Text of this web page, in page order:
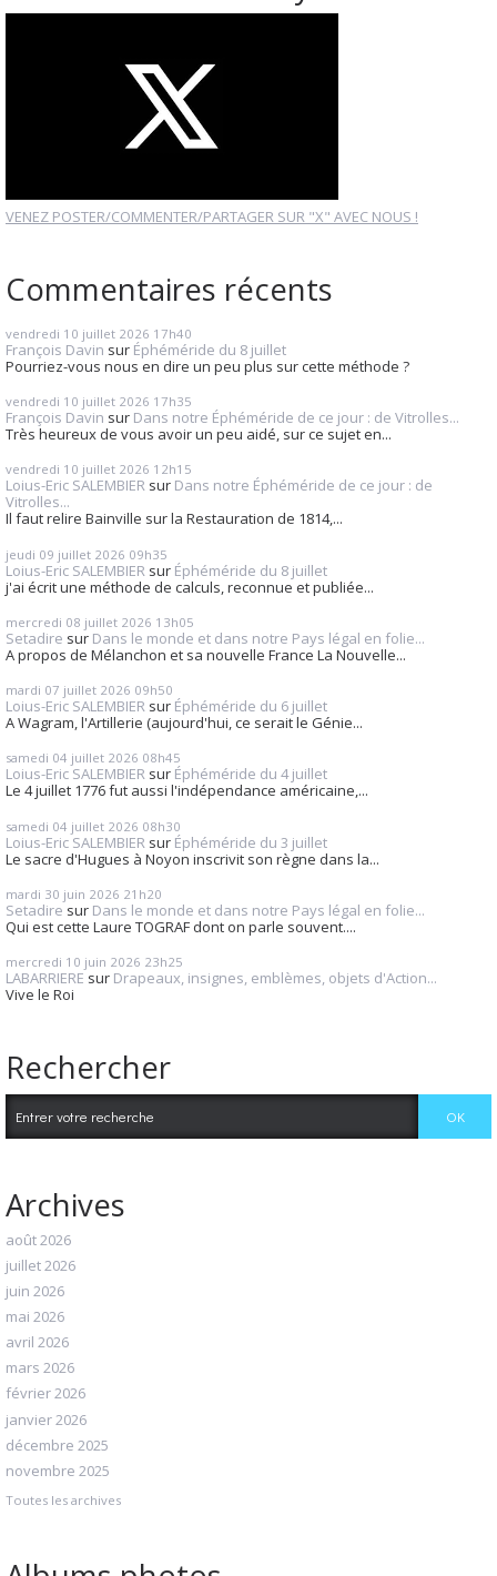
VENEZ POSTER/COMMENTER/PARTAGER SUR "X" AVEC NOUS !
Commentaires récents
vendredi 10 juillet 2026 17h40
François Davin sur Éphéméride du 8 juillet
Pourriez-vous nous en dire un peu plus sur cette méthode ?
vendredi 10 juillet 2026 17h35
François Davin sur Dans notre Éphéméride de ce jour : de Vitrolles...
Très heureux de vous avoir un peu aidé, sur ce sujet en...
vendredi 10 juillet 2026 12h15
Loius-Eric SALEMBIER sur Dans notre Éphéméride de ce jour : de
Vitrolles...
Il faut relire Bainville sur la Restauration de 1814,...
jeudi 09 juillet 2026 09h35
Loius-Eric SALEMBIER sur Éphéméride du 8 juillet
j'ai écrit une méthode de calculs, reconnue et publiée...
mercredi 08 juillet 2026 13h05
Setadire sur Dans le monde et dans notre Pays légal en folie...
A propos de Mélanchon et sa nouvelle France La Nouvelle...
mardi 07 juillet 2026 09h50
Loius-Eric SALEMBIER sur Éphéméride du 6 juillet
A Wagram, l'Artillerie (aujourd'hui, ce serait le Génie...
samedi 04 juillet 2026 08h45
Loius-Eric SALEMBIER sur Éphéméride du 4 juillet
Le 4 juillet 1776 fut aussi l'indépendance américaine,...
samedi 04 juillet 2026 08h30
Loius-Eric SALEMBIER sur Éphéméride du 3 juillet
Le sacre d'Hugues à Noyon inscrivit son règne dans la...
mardi 30 juin 2026 21h20
Setadire sur Dans le monde et dans notre Pays légal en folie...
Qui est cette Laure TOGRAF dont on parle souvent....
mercredi 10 juin 2026 23h25
LABARRIERE sur Drapeaux, insignes, emblèmes, objets d'Action...
Vive le Roi
Rechercher
Archives
août 2026
juillet 2026
juin 2026
mai 2026
avril 2026
mars 2026
février 2026
janvier 2026
décembre 2025
novembre 2025
Toutes les archives